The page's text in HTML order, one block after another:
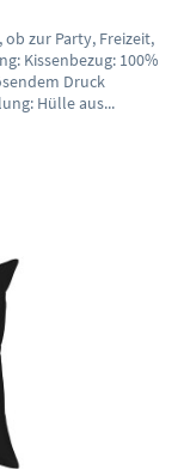
zur Party, Freizeit,
Kissenbezug: 100%
Druck
Hülle aus...